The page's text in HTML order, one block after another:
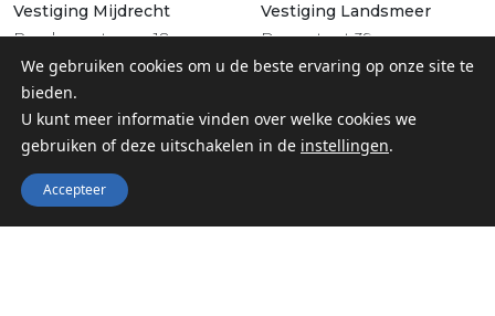
Volg ons
Vestiging Mijdrecht
Rendementsweg 18
3641 SL Mijdrecht
0297 - 283 201
Vestiging Landsmeer
Dorpsstraat 39
1121 BV Landsmeer
We gebruiken cookies om u de beste ervaring op onze site te
bieden.
U kunt meer informatie vinden over welke cookies we
gebruiken of deze uitschakelen in de instellingen.
Accepteer